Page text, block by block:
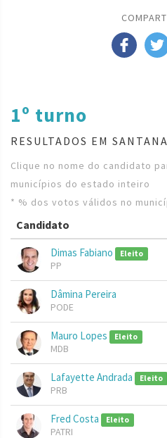
1º turno
RESULTADOS EM
Clique no nome do candidato
municípios do estado inteiro
* % dos votos válidos no
Candidato
Dimas Fabiano Eleito
PP
Dâmina Pereira
PODE
Mauro Lopes Eleito
MDB
Lafayette Andrada Eleito
PRB
Fred Costa Eleito
PATRI